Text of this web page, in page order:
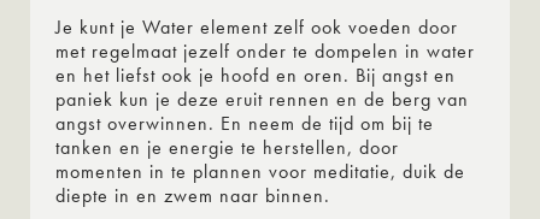
Je kunt je Water element zelf ook voeden door
met regelmaat jezelf onder te dompelen in water
en het liefst ook je hoofd en oren. Bij angst en
paniek kun je deze eruit rennen en de berg van
angst overwinnen. En neem de tijd om bij te
tanken en je energie te herstellen, door
momenten in te plannen voor meditatie, duik de
diepte in en zwem naar binnen.